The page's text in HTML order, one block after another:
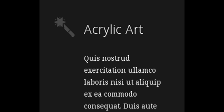
Acrylic Art
Quis nostrud
exercitation ullamco
laboris nisi ut aliquip
ex ea commodo
consequat. Duis aute